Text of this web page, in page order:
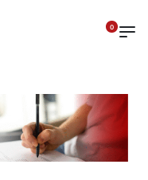
0